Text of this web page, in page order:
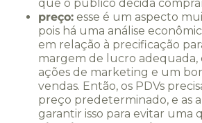
que o público decida
preço: esse é um aspecto
pois há uma análise
em relação à precificação
margem de lucro adequada,
ações de marketing e um
vendas. Então, os PDVs
preço predeterminado, e as
garantir isso para evitar uma